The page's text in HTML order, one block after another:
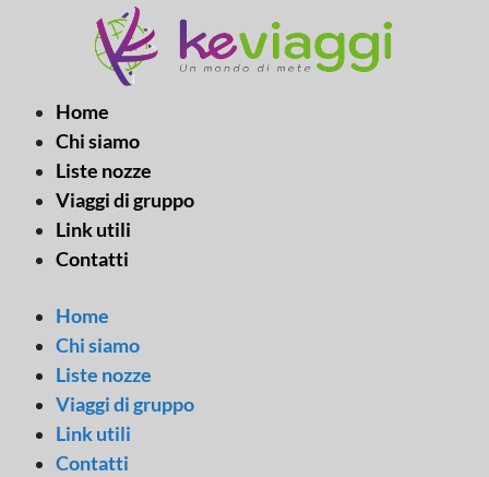
Home
Chi siamo
Liste nozze
Viaggi di gruppo
Link utili
Contatti
Home
Chi siamo
Liste nozze
Viaggi di gruppo
Link utili
Contatti